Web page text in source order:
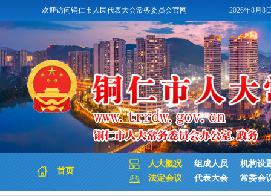
欢迎访问铜仁市人民代表大会常务委员会官网 2026年8月8
首页
人大概况 组成人员
机构设
法定会议
代表大会 常委会